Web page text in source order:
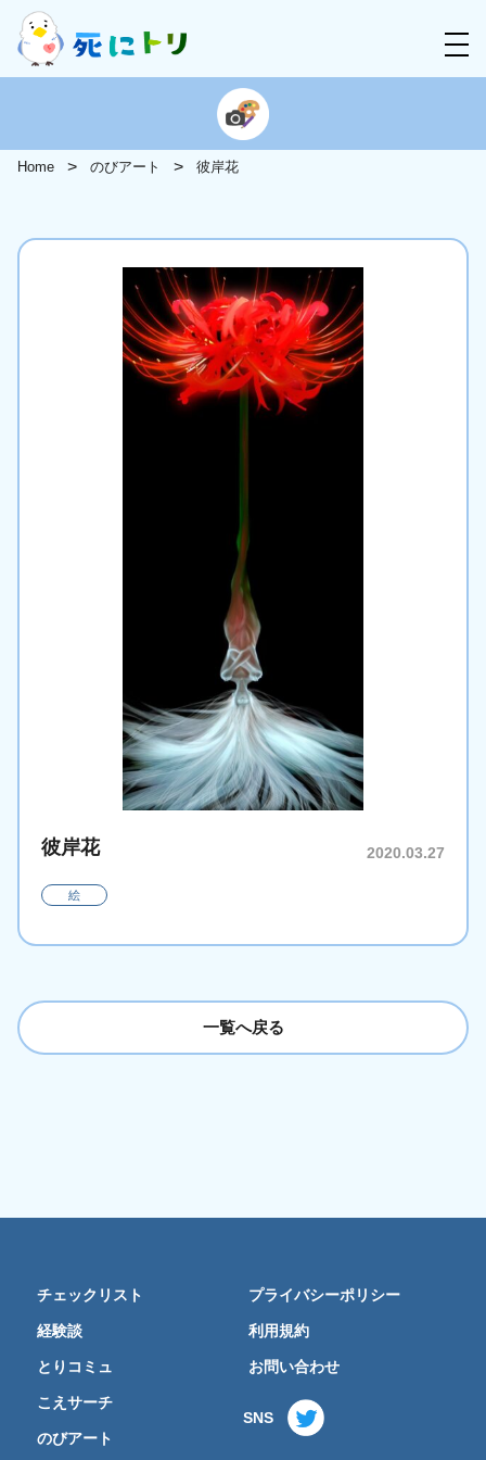
Home のびアート 彼岸花
彼岸花 2020.03.27
絵
一覧へ戻る
チェックリスト
経験談
とりコミュ
こえサーチ
のびアート
プライバシーポリシー
利用規約
お問い合わせ
SNS